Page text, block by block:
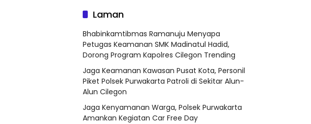
Laman
Bhabinkamtibmas Ramanuju Menyapa
Petugas Keamanan SMK Madinatul Hadid,
Dorong Program Kapolres Cilegon Trending
Jaga Keamanan Kawasan Pusat Kota, Personil
Piket Polsek Purwakarta Patroli di Sekitar Alun-
Alun Cilegon
Jaga Kenyamanan Warga, Polsek Purwakarta
Amankan Kegiatan Car Free Day